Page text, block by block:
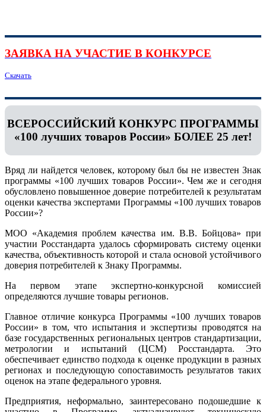
ЗАЯВКА НА УЧАСТИЕ В КОНКУРСЕ
Скачать
ВСЕРОССИЙСКИЙ КОНКУРС ПРОГРАММЫ
«100 лучших товаров России» БОЛЕЕ 25 лет!
Вряд ли найдется человек, которому был бы не известен Знак
программы «100 лучших товаров России». Чем же и сегодня
обусловлено повышенное доверие потребителей к результатам
оценки качества экспертами Программы «100 лучших товаров
России»?
МОО «Академия проблем качества им. В.В. Бойцова» при
участии Росстандарта удалось сформировать систему оценки
качества, объективность которой и стала основой устойчивого
доверия потребителей к Знаку Программы.
На первом этапе экспертно-конкурсной комиссией
определяются лучшие товары регионов.
Главное отличие конкурса Программы «100 лучших товаров
России» в том, что испытания и экспертизы проводятся на
базе государственных региональных центров стандартизации,
метрологии и испытаний (ЦCM) Росстандарта. Это
обеспечивает единство подхода к оценке продукции в разных
регионах и последующую сопоставимость результатов таких
оценок на этапе федерального уровня.
Предприятия, неформально, заинтересовано подошедшие к